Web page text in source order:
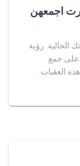
اجمعهن
الحالية. رؤية
على جمع
العقبات.